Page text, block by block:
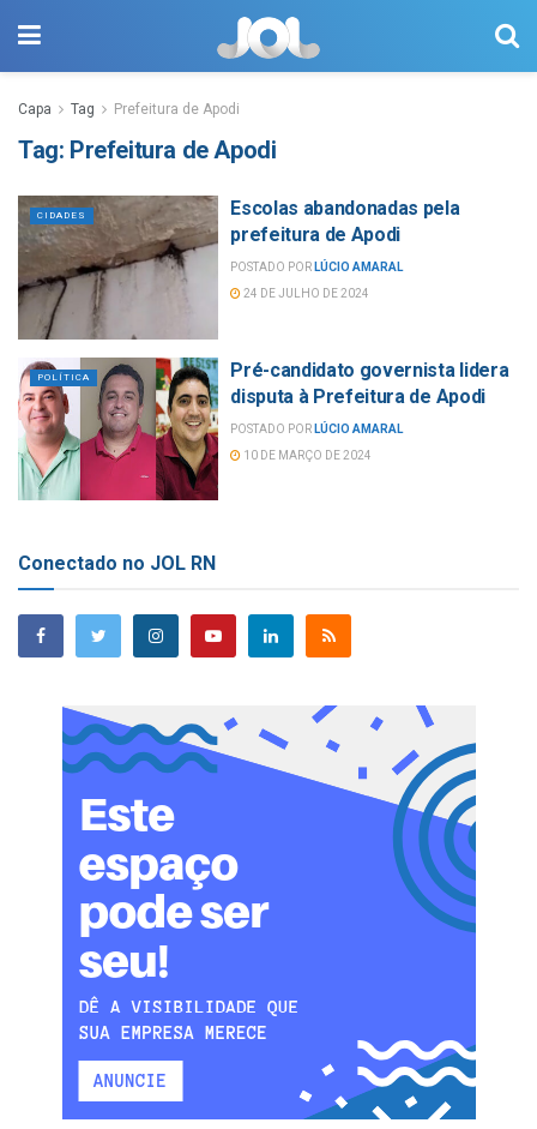
Capa Tag Prefeitura de Apodi
Tag: Prefeitura de Apodi
CIDADES
Escolas abandonadas pela
prefeitura de Apodi
POSTADO POR LÚCIO AMARAL
24 DE JULHO DE 2024
POLÍTICA
Pré-candidato governista lidera
disputa à Prefeitura de Apodi
POSTADO POR LÚCIO AMARAL
10 DE MARÇO DE 2024
Conectado no JOL RN